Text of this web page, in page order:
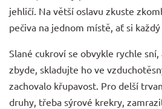
jehličí. Na větší oslavu zkuste
pečiva na jednom místě, ať si
Slané cukroví se obvykle rychle
zbyde, skladujte ho ve
zachovalo křupavost. Pro delší
druhy, třeba sýrové krekry,